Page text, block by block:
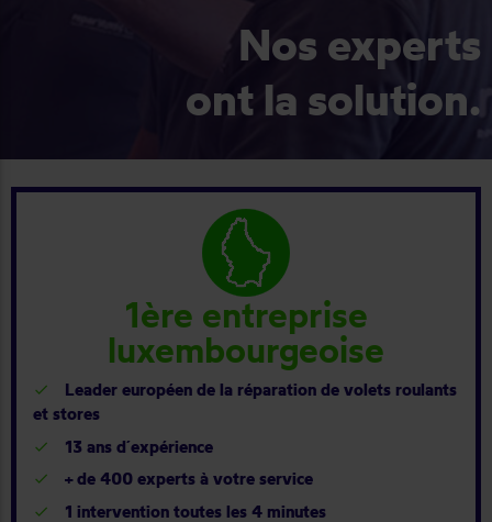
Nos experts
ont la solution.
1ère entreprise
luxembourgeoise
Leader européen de la réparation de volets roulants
et stores
13 ans d´expérience
+ de 400 experts à votre service
1 intervention toutes les 4 minutes